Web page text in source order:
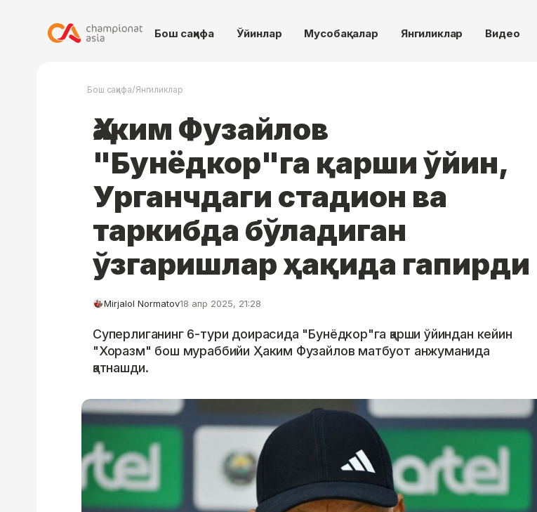
Бош саҳифа Ўйинлар Мусобақалар Янгиликлар Видео
Бош саҳифа/Янгиликлар
Ҳаким Фузайлов
"Бунёдкор"га қарши ўйин,
Урганчдаги стадион ва
таркибда бўладиган
ўзгаришлар ҳақида гапирди
Mirjalol Normatov18 апр 2025, 21:28
Суперлиганинг 6-тури доирасида "Бунёдкор"га қарши ўйиндан кейин
"Хоразм" бош мураббийи Ҳаким Фузайлов матбуот анжуманида
қатнашди.